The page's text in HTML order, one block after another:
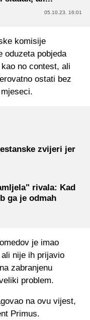
05.10.23. 16:01
komisije
oduzeta pobjeda
no contest, ali
ostati bez
zvijeri jer
rivala: Kad
ga je odmah
je imao
nije ih prijavio
zabranjenu
problem.
na ovu vijest,
Primus.